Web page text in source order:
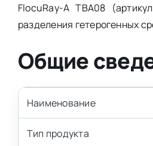
FlocuRay-A TBA08
разделения гетерогенных
Общие
Наименование
Тип продукта